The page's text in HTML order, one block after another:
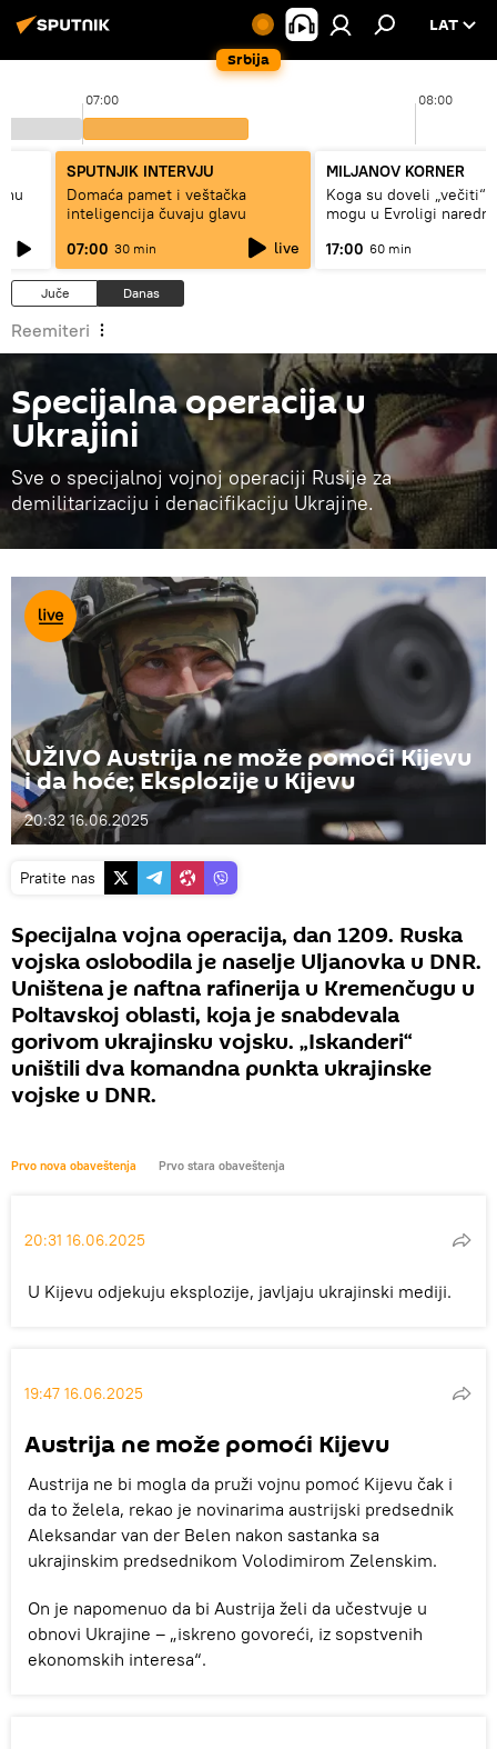
Srbija
LAT
07:00 08:00
SPUTNJIK INTERVJU
Domaća pamet i veštačka
inteligencija čuvaju glavu
07:00 30 min live
MILJANOV KORNER
Koga su doveli „večiti“
mogu u Evroligi
17:00 60 min
Juče Danas
Reemiteri
Specijalna operacija u
Ukrajini
Sve o specijalnoj vojnoj operaciji Rusije za
demilitarizaciju i denacifikaciju Ukrajine.
UŽIVO Austrija ne može pomoći Kijevu
i da hoće; Eksplozije u Kijevu
20:32 16.06.2025
Pratite nas
Specijalna vojna operacija, dan 1209. Ruska
vojska oslobodila je naselje Uljanovka u DNR.
Uništena je naftna rafinerija u Kremenčugu u
Poltavskoj oblasti, koja je snabdevala
gorivom ukrajinsku vojsku. „Iskanderi“
uništili dva komandna punkta ukrajinske
vojske u DNR.
Prvo nova obaveštenja Prvo stara obaveštenja
20:31 16.06.2025
U Kijevu odjekuju eksplozije, javljaju ukrajinski mediji.
19:47 16.06.2025
Austrija ne može pomoći Kijevu
Austrija ne bi mogla da pruži vojnu pomoć Kijevu čak i
da to želela, rekao je novinarima austrijski predsednik
Aleksandar van der Belen nakon sastanka sa
ukrajinskim predsednikom Volodimirom Zelenskim.
On je napomenuo da bi Austrija želi da učestvuje u
obnovi Ukrajine – „iskreno govoreći, iz sopstvenih
ekonomskih interesa“.